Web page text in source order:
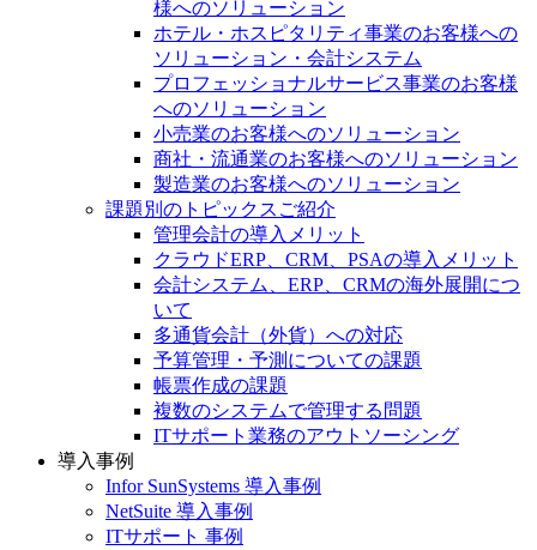
様へのソリューション
ホテル・ホスピタリティ事業のお客様への
ソリューション・会計システム
プロフェッショナルサービス事業のお客様
へのソリューション
小売業のお客様へのソリューション
商社・流通業のお客様へのソリューション
製造業のお客様へのソリューション
課題別のトピックスご紹介
管理会計の導入メリット
クラウドERP、CRM、PSAの導入メリット
会計システム、ERP、CRMの海外展開につ
いて
多通貨会計（外貨）への対応
予算管理・予測についての課題
帳票作成の課題
複数のシステムで管理する問題
ITサポート業務のアウトソーシング
導入事例
Infor SunSystems 導入事例
NetSuite 導入事例
ITサポート 事例